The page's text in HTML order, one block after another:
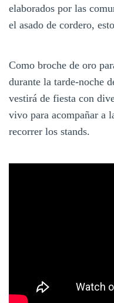
elaborados por las
el asado de cordero,
Como broche de oro
durante la tarde-noche
vestirá de fiesta con
vivo para acompañar a
recorrer los stands.